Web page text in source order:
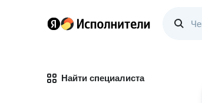
Найти специалиста